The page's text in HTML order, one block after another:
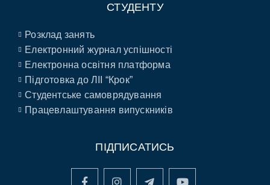
СТУДЕНТУ
Розклад занять
Електронний журнал успішності
Електронна освітня платформа
Підготовка до ЛІІ “Крок”
Студентське самоврядування
Працевлаштування випускників
ПІДПИСАТИСЬ